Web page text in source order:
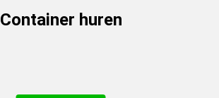
Container huren